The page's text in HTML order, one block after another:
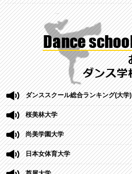
ダンススクール総合ランキング(大学)
桜美林大学
尚美学園大学
日本女体育大学